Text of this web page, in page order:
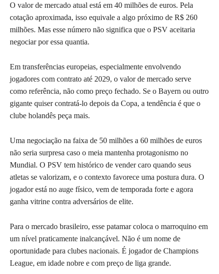
O valor de mercado atual está em 40 milhões de euros. Pela
cotação aproximada, isso equivale a algo próximo de R$ 260
milhões. Mas esse número não significa que o PSV aceitaria
negociar por essa quantia.
Em transferências europeias, especialmente envolvendo
jogadores com contrato até 2029, o valor de mercado serve
como referência, não como preço fechado. Se o Bayern ou outro
gigante quiser contratá-lo depois da Copa, a tendência é que o
clube holandês peça mais.
Uma negociação na faixa de 50 milhões a 60 milhões de euros
não seria surpresa caso o meia mantenha protagonismo no
Mundial. O PSV tem histórico de vender caro quando seus
atletas se valorizam, e o contexto favorece uma postura dura. O
jogador está no auge físico, vem de temporada forte e agora
ganha vitrine contra adversários de elite.
Para o mercado brasileiro, esse patamar coloca o marroquino em
um nível praticamente inalcançável. Não é um nome de
oportunidade para clubes nacionais. É jogador de Champions
League, em idade nobre e com preço de liga grande.